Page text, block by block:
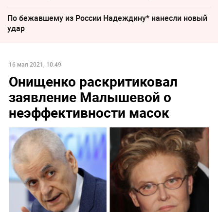
По бежавшему из России Надеждину* нанесли новый
удар
16 мая 2021, 10:49
Онищенко раскритиковал
заявление Малышевой о
неэффективности масок